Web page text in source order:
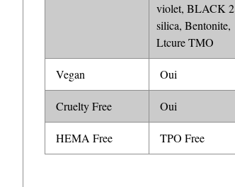
violet, BLACK 2
silica, Bentonite,
Ltcure TMO
Vegan Oui
Cruelty Free Oui
HEMA Free TPO Free